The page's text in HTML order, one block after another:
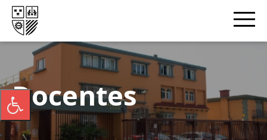
Docentes